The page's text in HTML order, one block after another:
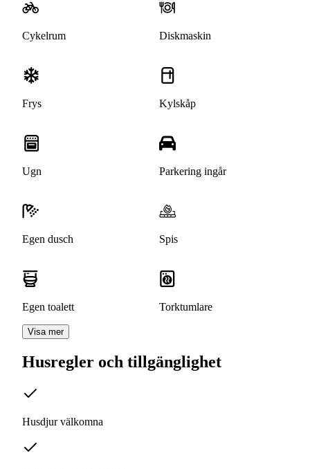
Cykelrum Diskmaskin
Frys Kylskåp
Ugn Parkering ingår
Egen dusch Spis
Egen toalett Torktumlare
Visa mer
Husregler och tillgänglighet
Husdjur välkomna